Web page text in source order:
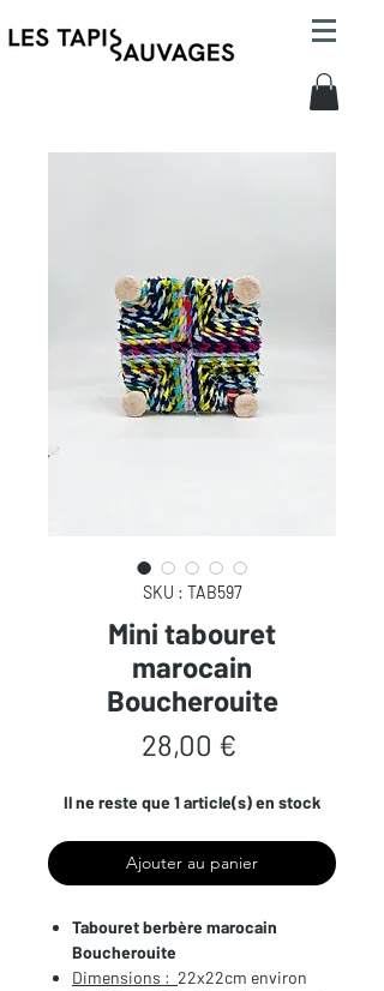
SKU : TAB597
Mini tabouret
marocain
Boucherouite
28,00 €
Il ne reste que 1 article(s) en stock
Ajouter au panier
Tabouret berbère marocain
Boucherouite
Dimensions : 22x22cm environ